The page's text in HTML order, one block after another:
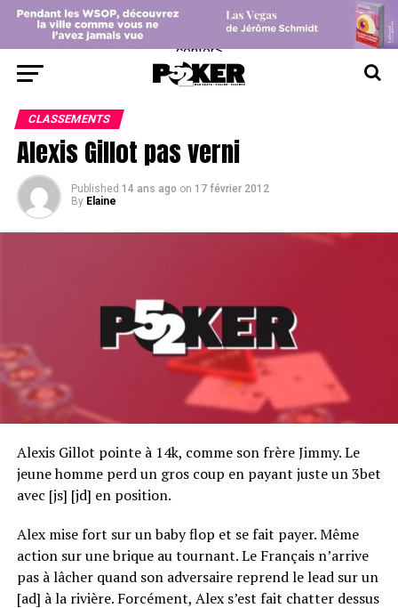
center>
CLASSEMENTS
Alexis Gillot pas verni
Published 14 ans ago on 17 février 2012
By Elaine
Alexis Gillot pointe à 14k, comme son frère Jimmy. Le
jeune homme perd un gros coup en payant juste un 3bet
avec [js] [jd] en position.
Alex mise fort sur un baby flop et se fait payer. Même
action sur une brique au tournant. Le Français n’arrive
pas à lâcher quand son adversaire reprend le lead sur un
[ad] à la rivière. Forcément, Alex s’est fait chatter dessus